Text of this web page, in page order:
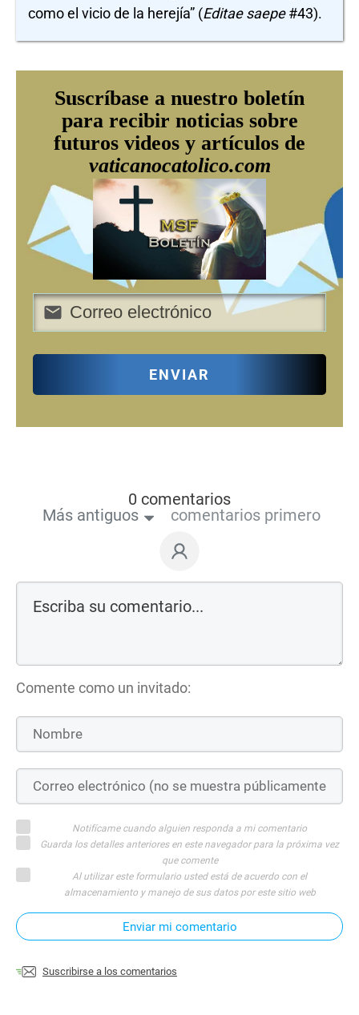
como el vicio de la herejía” (Editae saepe#43).
Suscríbase a nuestro boletín
para recibir noticias sobre
futuros videos y artículos de
vaticanocatolico.com
ENVIAR
0 comentarios
Más antiguos
comentarios primero
Comente como un invitado:
Notifícame cuando alguien responda a mi comentario
Guarda los detalles anteriores en este navegador para la próxima vez
que comente
Al utilizar este formulario usted está de acuerdo con el
almacenamiento y manejo de sus datos por este sitio web
Enviar mi comentario
Suscribirse a los comentarios